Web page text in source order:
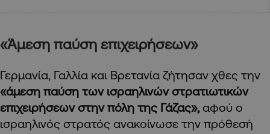
«Άμεση παύση επιχειρήσεων»
Γερμανία, Γαλλία και Βρετανία ζήτησαν χθες την
«άμεση παύση των ισραηλινών στρατιωτικών
επιχειρήσεων στην πόλη της Γάζας», αφού ο
ισραηλινός στρατός ανακοίνωσε την πρόθεσή